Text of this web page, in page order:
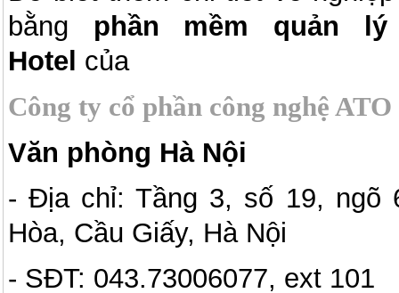
bằng phần mềm quản
Hotel của
Công ty cổ phần công nghệ ATO
Văn phòng Hà Nội
- Địa chỉ: Tầng 3, số 19, ngõ
Hòa, Cầu Giấy, Hà Nội
- SĐT: 043.73006077, ext 101